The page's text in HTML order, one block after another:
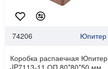
74206 Юпитер
Коробка распаечная Юпитер